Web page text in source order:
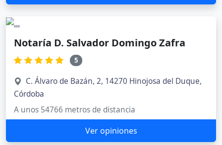
Notaría D. Salvador Domingo Zafra
5
C. Álvaro de Bazán, 2, 14270 Hinojosa del Duque,
Córdoba
A unos 54766 metros de distancia
Ver opiniones